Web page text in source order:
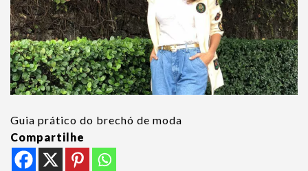
Guia prático do brechó de moda
Compartilhe